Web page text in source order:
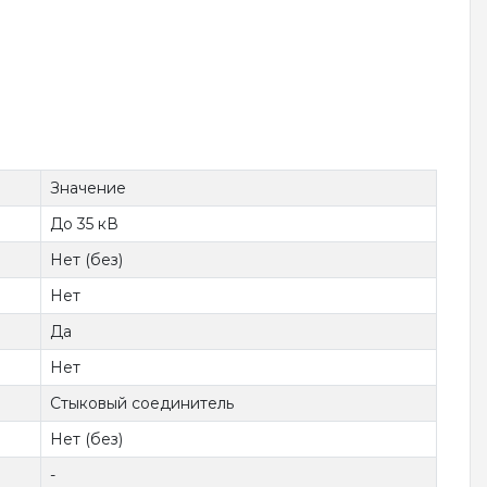
Значение
До 35 кВ
Нет (без)
Нет
Да
Нет
Стыковый соединитель
Нет (без)
-